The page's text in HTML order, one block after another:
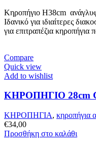
Κηροπήγιο Η38cm
Ιδανικό για ιδιαίτερες
για επιτραπέζια κηροπήγια
Compare
Quick view
Add to wishlist
ΚΗΡΟΠΗΓΙΟ 28cm
ΚΗΡΟΠΗΓΙΑ, κηροπήγια
€34,00
Προσθήκη στο καλάθι